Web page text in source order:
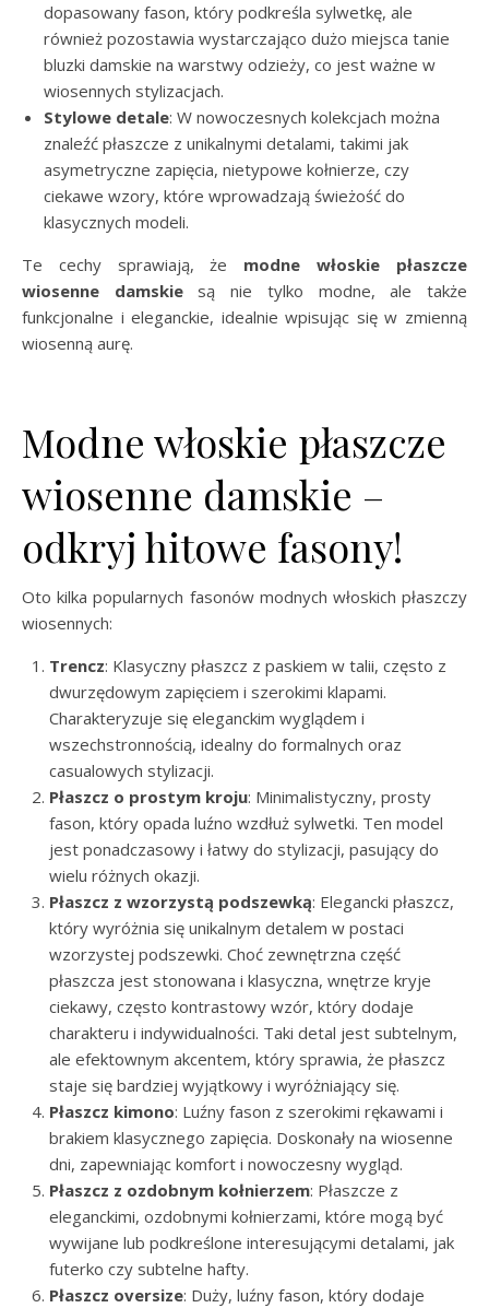
dopasowany fason, który podkreśla sylwetkę, ale
również pozostawia wystarczająco dużo miejsca tanie
bluzki damskie na warstwy odzieży, co jest ważne w
wiosennych stylizacjach.
Stylowe detale: W nowoczesnych kolekcjach można
znaleźć płaszcze z unikalnymi detalami, takimi jak
asymetryczne zapięcia, nietypowe kołnierze, czy
ciekawe wzory, które wprowadzają świeżość do
klasycznych modeli.
Te cechy sprawiają, że modne włoskie płaszcze
wiosenne damskiesą nie tylko modne, ale także
funkcjonalne i eleganckie, idealnie wpisując się w zmienną
wiosenną aurę.
Modne włoskie płaszcze
wiosenne damskie –
odkryj hitowe fasony!
Oto kilka popularnych fasonów modnych włoskich płaszczy
wiosennych:
Trencz: Klasyczny płaszcz z paskiem w talii, często z
dwurzędowym zapięciem i szerokimi klapami.
Charakteryzuje się eleganckim wyglądem i
wszechstronnością, idealny do formalnych oraz
casualowych stylizacji.
Płaszcz o prostym kroju: Minimalistyczny, prosty
fason, który opada luźno wzdłuż sylwetki. Ten model
jest ponadczasowy i łatwy do stylizacji, pasujący do
wielu różnych okazji.
Płaszcz z wzorzystą podszewką: Elegancki płaszcz,
który wyróżnia się unikalnym detalem w postaci
wzorzystej podszewki. Choć zewnętrzna część
płaszcza jest stonowana i klasyczna, wnętrze kryje
ciekawy, często kontrastowy wzór, który dodaje
charakteru i indywidualności. Taki detal jest subtelnym,
ale efektownym akcentem, który sprawia, że płaszcz
staje się bardziej wyjątkowy i wyróżniający się.
Płaszcz kimono: Luźny fason z szerokimi rękawami i
brakiem klasycznego zapięcia. Doskonały na wiosenne
dni, zapewniając komfort i nowoczesny wygląd.
Płaszcz z ozdobnym kołnierzem: Płaszcze z
eleganckimi, ozdobnymi kołnierzami, które mogą być
wywijane lub podkreślone interesującymi detalami, jak
futerko czy subtelne hafty.
Płaszcz oversize: Duży, luźny fason, który dodaje